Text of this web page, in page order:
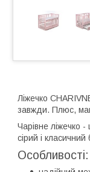
Ліжечко
завжди. Плюс,
Чарівне ліжечко
сірий і
Особливості: